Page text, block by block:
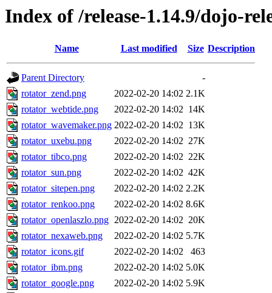
Index of /release-1.14.9/dojo-
Name Last modified Size Description
Parent Directory
-
rotator_zend.png
2022-02-20 14:02 2.1K
rotator_webtide.png
2022-02-20 14:02 14K
rotator_wavemaker.png 2022-02-20 14:02 13K
rotator_uxebu.png
2022-02-20 14:02 27K
rotator_tibco.png
2022-02-20 14:02 22K
rotator_sun.png
2022-02-20 14:02 42K
rotator_sitepen.png
2022-02-20 14:02 2.2K
rotator_renkoo.png
2022-02-20 14:02 8.6K
rotator_openlaszlo.png 2022-02-20 14:02 20K
rotator_nexaweb.png
2022-02-20 14:02 5.7K
rotator_icons.gif
2022-02-20 14:02
463
rotator_ibm.png
2022-02-20 14:02 5.0K
rotator_google.png
2022-02-20 14:02 5.9K